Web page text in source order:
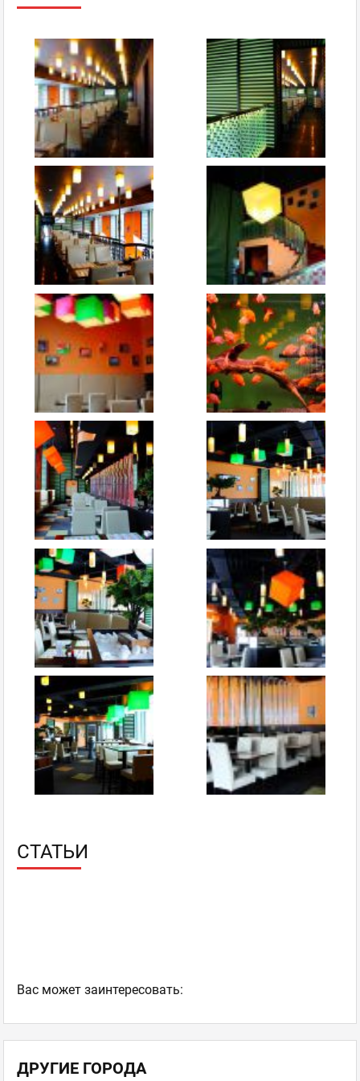
Рапан TV
15.02.2015 18:59
Сняли всё на видео
Привет, заказывали суши в Сушия и сняли всё на видео!
Приятного просмотра!
Сушия ,Рестораны современной
Оценка +3
0
пожаловаться
ответить
facebook twitter
Олександр
Экспертотзывов: 171
15.02.2015 20:24
Да, Сушия подтверждает высокое качество сервиса
доставки. Только мне не совсем понятна ваша система
оценивания в баллах. Она что, разная для разных
критериев оценки?
Сушия ,Рестораны современной
японской кухни
Оценка
0
пожаловаться
ответить
facebook
Рапан TV
ну есть более важные параметры такие как вкус, вес и
СТАТЬИ
Ваc может заинтересовать:
ДРУГИЕ ГОРОДА